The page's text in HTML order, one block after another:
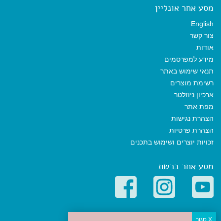
מסע אחר אונליין
English
צור קשר
אודות
מידע למפרסמים
תנאי שימוש באתר
רשימת מוצרים
ארכיון ניוזלטר
מפת אתר
הצהרת נגישות
הצהרת פרטיות
זכויות יוצרים ושימוש בתכנים
מסע אחר ברשת
קטגוריות פופולריות